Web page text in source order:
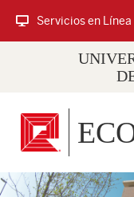
Servicios en Línea